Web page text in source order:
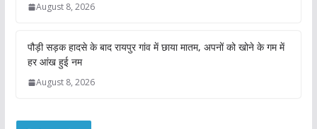
August 8, 2026
पौड़ी सड़क हादसे के बाद रायपुर गांव में छाया मातम, अपनों को खोने के गम में
हर आंख हुई नम
August 8, 2026